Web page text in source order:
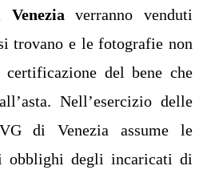
Veneziaverranno venduti
trovano e le fotografie non
del bene che
Nell’esercizio delle
di Venezia assume le
obblighi degli incaricati di